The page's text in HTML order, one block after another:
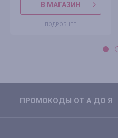
В МАГАЗИН
ПОДРОБНЕЕ
ПРОМОКОДЫ ОТ А ДО Я